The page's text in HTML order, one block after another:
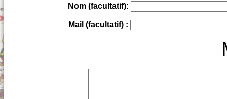
Nom (facultatif):
Mail (facultatif) :